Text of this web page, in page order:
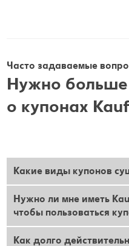
Часто задаваемые
Нужно больше
о купонах
Какие виды купонов
Нужно ли мне иметь
чтобы пользоваться
Как долго